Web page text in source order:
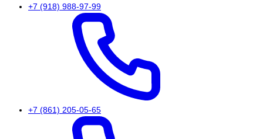
+7 (918) 988-97-99
+7 (861) 205-05-65